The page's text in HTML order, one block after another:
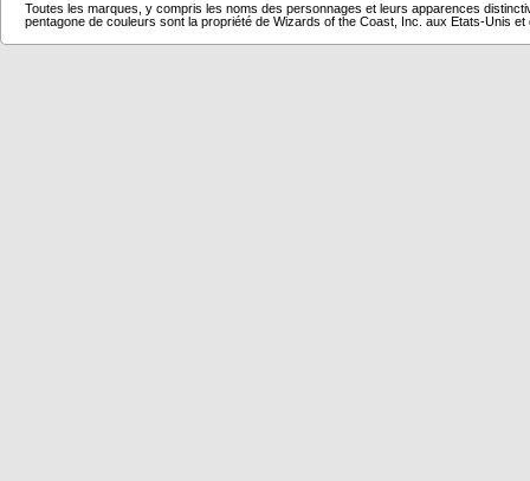
Toutes les marques, y compris les noms des personnages et leurs apparences
pentagone de couleurs sont la propriété de Wizards of the Coast, Inc. aux Etats-Unis